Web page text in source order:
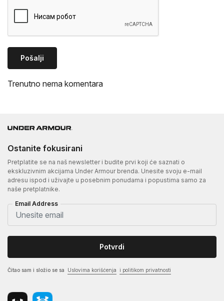
Pošalji
Trenutno nema komentara
Ostanite fokusirani
Pretplatite se na naš newsletter i budite prvi koji će saznati o
ekskluzivnim akcijama Under Armour brenda. Unesite svoju e-mail
adresu ispod i uživajte u posebnim ponudama i popustima samo za
naše pretplatnike.
Email Address
Potvrdi
Čitao sam i složio se sa Uslovima korišćenja i politikom privatnosti